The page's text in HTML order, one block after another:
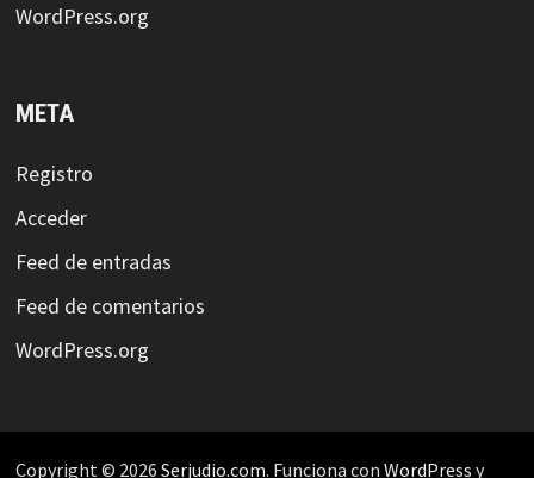
WordPress.org
META
Registro
Acceder
Feed de entradas
Feed de comentarios
WordPress.org
Copyright © 2026 Serjudio.com. Funciona con WordPress y